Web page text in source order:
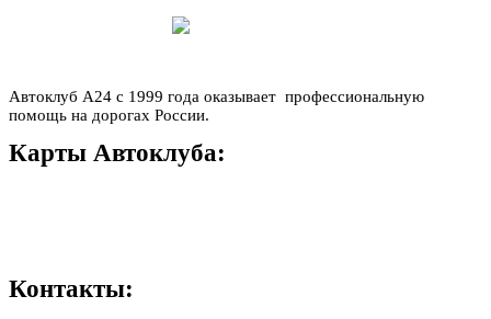
Автоклуб А24 с 1999 года оказывает профессиональную
помощь на дорогах России.
Карты Автоклуба:
Контакты: